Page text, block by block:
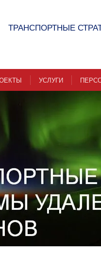
ТРАНСПОРТНЫЕ
УСЛУГИ